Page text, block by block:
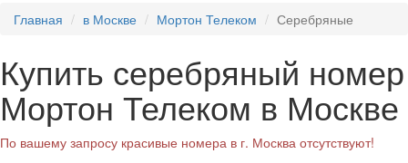
Главная в Москве Мортон Телеком Серебряные
Купить серебряный номер
Мортон Телеком в Москве
По вашему запросу красивые номера в г. Москва отсутствуют!